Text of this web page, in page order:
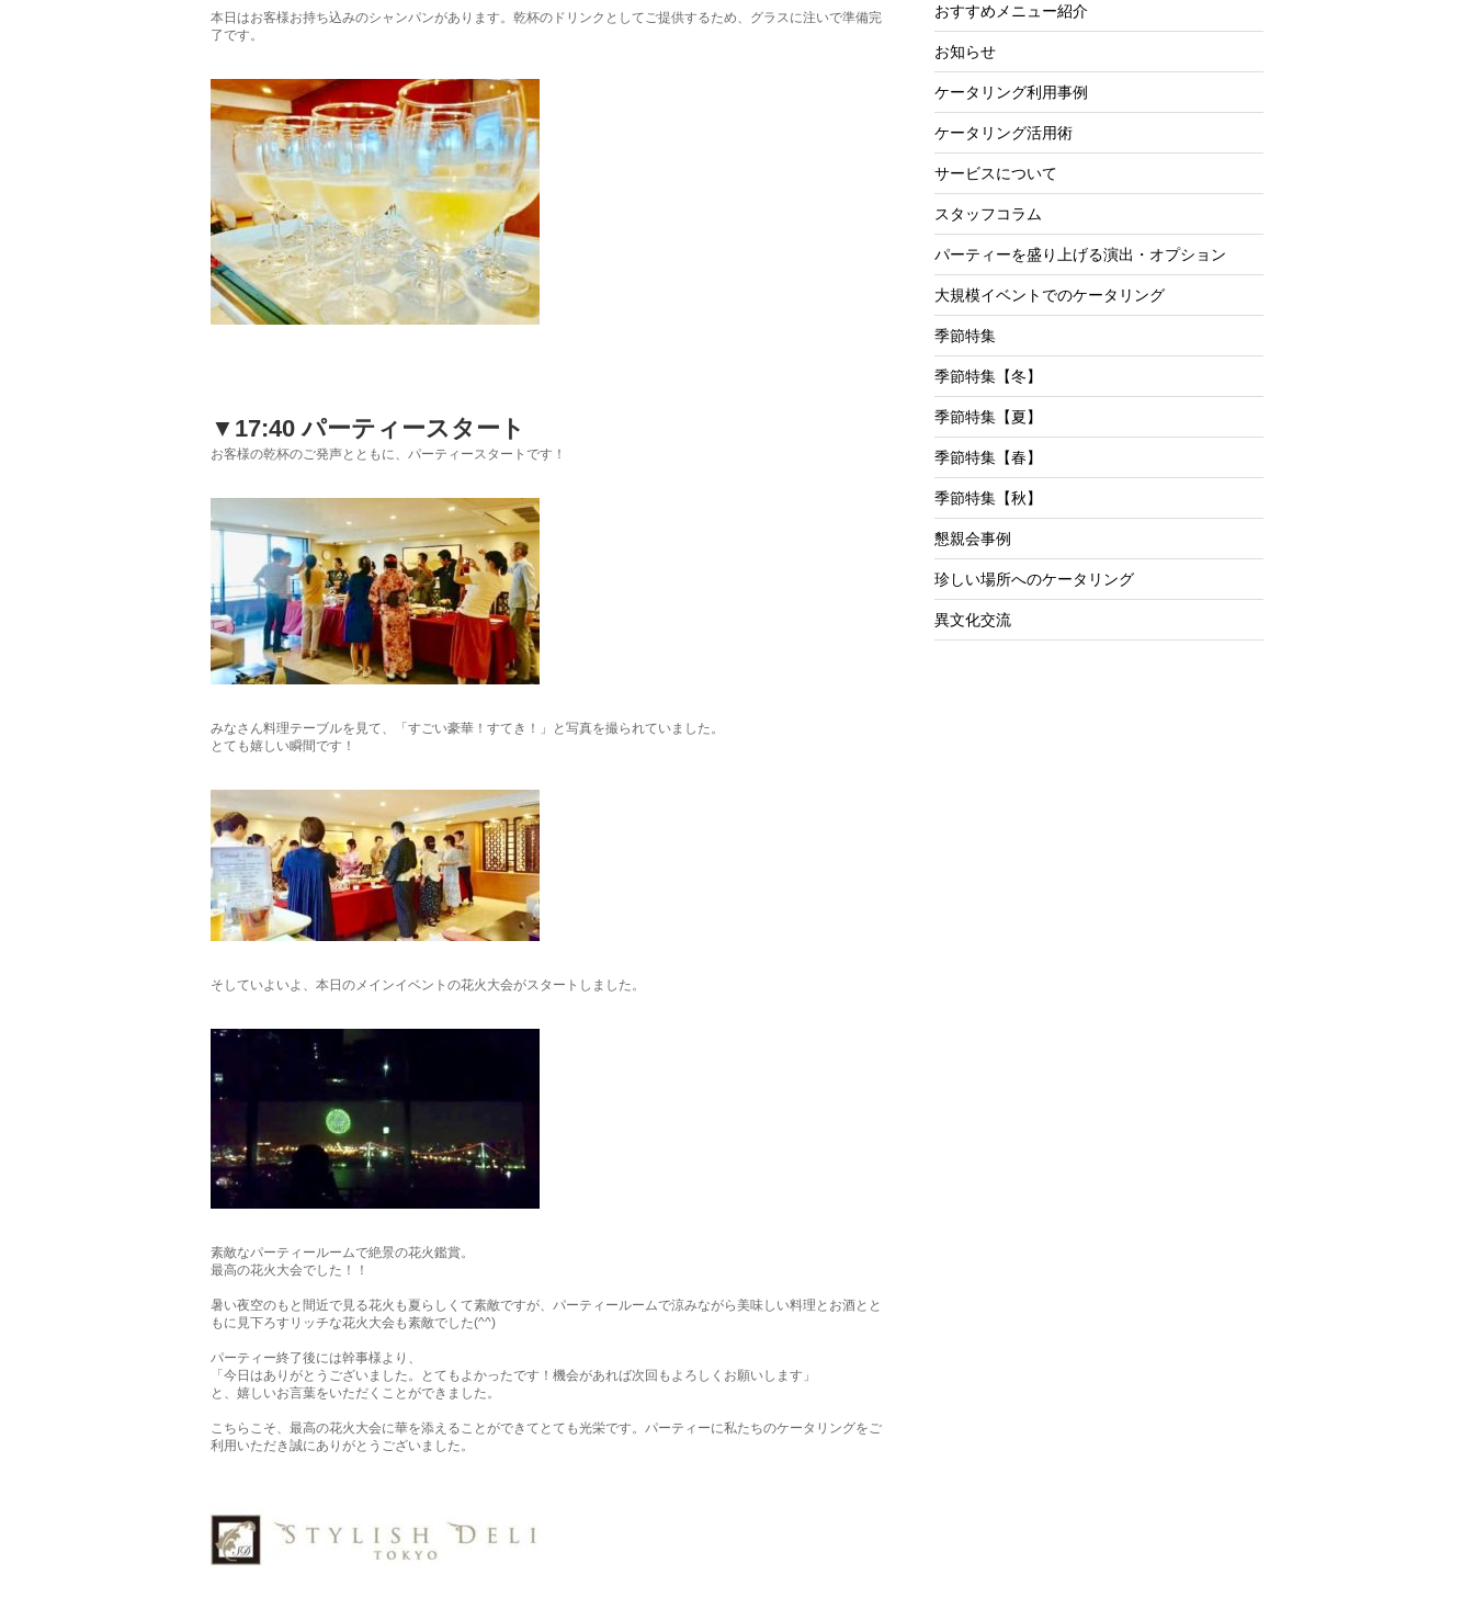
本日はお客様お持ち込みのシャンパンがあります。乾杯のドリンクとしてご提供するため、グラスに注いで準備完
了です。
▼17:40 パーティースタート
お客様の乾杯のご発声とともに、パーティースタートです！
みなさん料理テーブルを見て、「すごい豪華！すてき！」と写真を撮られていました。
とても嬉しい瞬間です！
そしていよいよ、本日のメインイベントの花火大会がスタートしました。
素敵なパーティールームで絶景の花火鑑賞。
最高の花火大会でした！！
暑い夜空のもと間近で見る花火も夏らしくて素敵ですが、パーティールームで涼みながら美味しい料理とお酒とと
もに見下ろすリッチな花火大会も素敵でした(^^)
パーティー終了後には幹事様より、
「今日はありがとうございました。とてもよかったです！機会があれば次回もよろしくお願いします」
と、嬉しいお言葉をいただくことができました。
こちらこそ、最高の花火大会に華を添えることができてとても光栄です。パーティーに私たちのケータリングをご
利用いただき誠にありがとうございました。
おすすめメニュー紹介
お知らせ
ケータリング利用事例
ケータリング活用術
サービスについて
スタッフコラム
パーティーを盛り上げる演出・オプション
大規模イベントでのケータリング
季節特集
季節特集【冬】
季節特集【夏】
季節特集【春】
季節特集【秋】
懇親会事例
珍しい場所へのケータリング
異文化交流